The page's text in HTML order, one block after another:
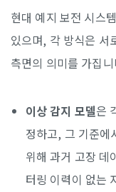
현대 예지 보전 시스
있으며, 각 방식은 서
측면의 의미를 가집
이상 감지 모델은
정하고, 그 기준에
위해 과거 고장 데
터링 이력이 없는